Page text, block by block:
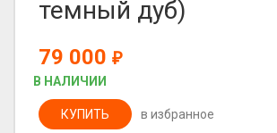
темный дуб)
79 000 ₽
В НАЛИЧИИ
КУПИТЬ в избранное